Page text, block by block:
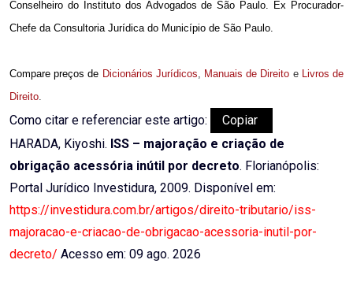
Conselheiro do Instituto dos Advogados de São Paulo. Ex Procurador-
Chefe da Consultoria Jurídica do Município de São Paulo.
Compare preços de Dicionários Jurídicos, Manuais de Direito e Livros de
Direito.
Como citar e referenciar este artigo:
Copiar
HARADA, Kiyoshi. ISS – majoração e criação de
obrigação acessória inútil por decreto. Florianópolis:
Portal Jurídico Investidura, 2009. Disponível em:
https://investidura.com.br/artigos/direito-tributario/iss-
majoracao-e-criacao-de-obrigacao-acessoria-inutil-por-
decreto/ Acesso em: 09 ago. 2026